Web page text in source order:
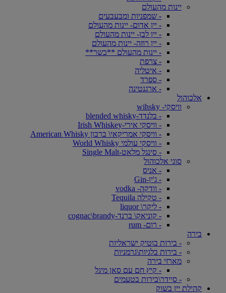
יינות מהעולם
- שמפניות ומבעבעים
- יין אדום- יינות מהעולם
- יין לבן- יינות מהעולם
- יין רוזה- יינות מהעולם
- יינות מהעולם **כשר**
- צרפת
- איטליה
- ספרד
- ארגנטינה
אלכוהול
וויסקי- wihsky
- בלנדד-blended whisky
- וויסקי אירי-Irish Whiskey
- וויסקי אמריקאי\ ברבון American Whisky
- וויסקי עולמי World Whisky
- סינגל מלאט-Single Malt
סוגי אלכוהול
- אניס
- ג'ין-Gin
- וודקה- vodka
- טקילה Tequila
- ליקר\ liquor
- קוניאק\ ברנד-cognac\brandy
- רום- rum
בירה
- בירות בוטיק ישראליות
- בירות בלגיות\גרמניות
מארזי בירה
- קיץ חם עם סאן מיגל
- סיידר\בירות בטעמים
קהילת יין בשוק